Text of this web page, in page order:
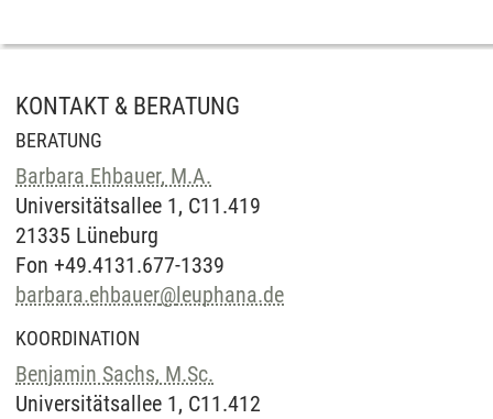
KONTAKT & BERATUNG
BERATUNG
Barbara Ehbauer, M.A.
Universitätsallee 1, C11.419
21335 Lüneburg
Fon +49.4131.677-1339
barbara.ehbauer@leuphana.de
KOORDINATION
Benjamin Sachs, M.Sc.
Universitätsallee 1, C11.412